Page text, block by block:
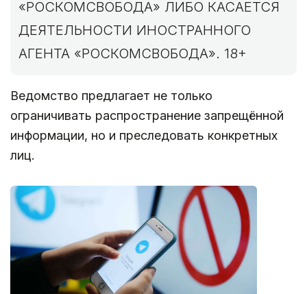
«РОСКОМСВОБОДА» ЛИБО КАСАЕТСЯ
ДЕЯТЕЛЬНОСТИ ИНОСТРАННОГО
АГЕНТА «РОСКОМСВОБОДА». 18+
Ведомство предлагает не только
ограничивать распространение запрещённой
информации, но и преследовать конкретных
лиц.